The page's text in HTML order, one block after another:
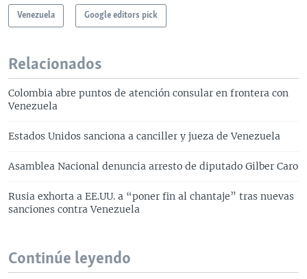
Venezuela Google editors pick
Relacionados
Colombia abre puntos de atención consular en frontera con
Venezuela
Estados Unidos sanciona a canciller y jueza de Venezuela
Asamblea Nacional denuncia arresto de diputado Gilber Caro
Rusia exhorta a EE.UU. a “poner fin al chantaje” tras nuevas
sanciones contra Venezuela
Continúe leyendo